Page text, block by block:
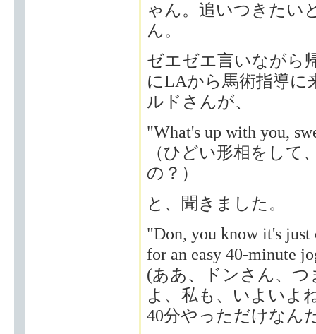
ゃん。追いつきたい
ん。
ゼエゼエ言いながら
にLAから馬術指導に
ルドさんが、
"What's up with you,
（ひどい形相をし
の？）
と、聞きました。
"Don, you know it's just
for an easy 40-minute
(ああ、ドンさん、
よ、私も、いよいよ
40分やっただけなん